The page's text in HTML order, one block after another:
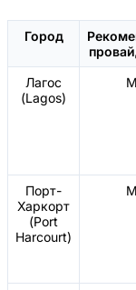
Город
Лагос
(Lagos)
Порт-
Харкорт
(Port
Harcourt)